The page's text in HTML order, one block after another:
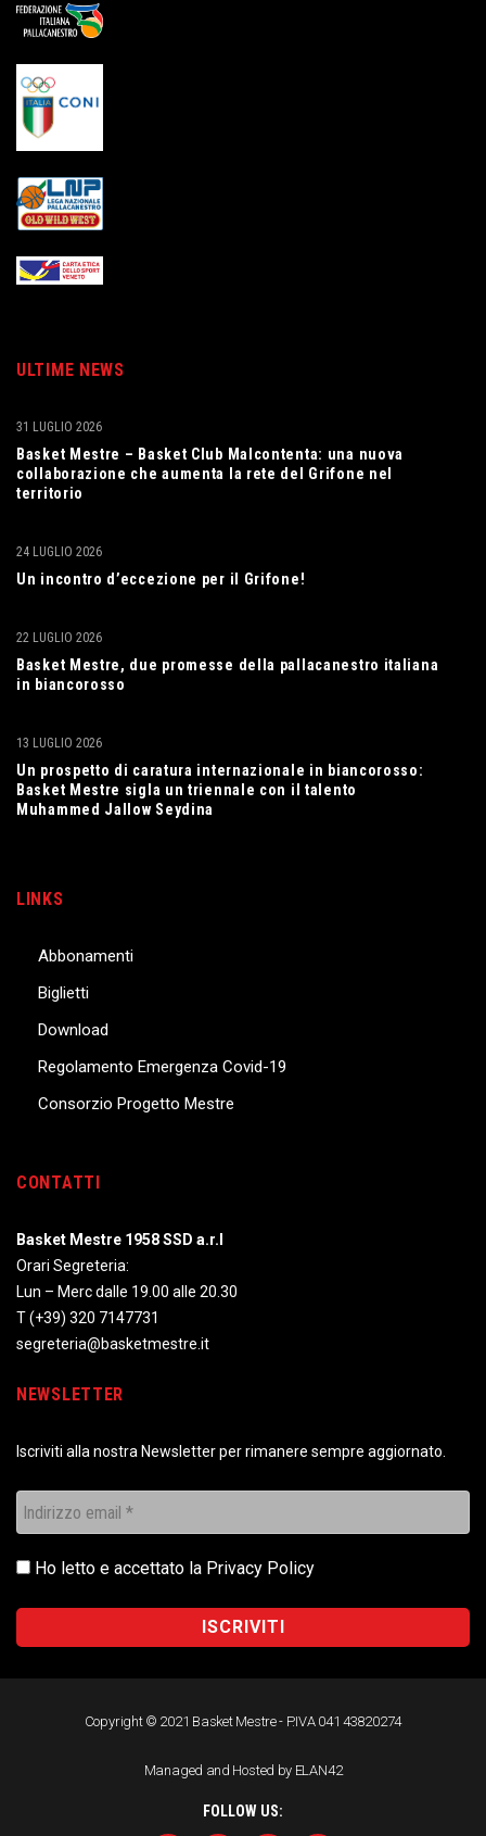
ULTIME NEWS
Basket Mestre – Basket Club Malcontenta: una nuova
collaborazione che aumenta la rete del Grifone nel
territorio
31 LUGLIO 2026
Un incontro d’eccezione per il Grifone!
24 LUGLIO 2026
Basket Mestre, due promesse della pallacanestro italiana
in biancorosso
22 LUGLIO 2026
Un prospetto di caratura internazionale in biancorosso:
Basket Mestre sigla un triennale con il talento
Muhammed Jallow Seydina
13 LUGLIO 2026
LINKS
Abbonamenti
Biglietti
Download
Regolamento Emergenza Covid-19
Consorzio Progetto Mestre
CONTATTI
Basket Mestre 1958 SSD a.r.l
Orari Segreteria:
Lun – Merc dalle 19.00 alle 20.30
T(+39) 320 7147731
segreteria@basketmestre.it
NEWSLETTER
Iscriviti alla nostra Newsletter per rimanere sempre aggiornato.
Ho letto e accettato la Privacy Policy
Copyright © 2021 Basket Mestre - P.IVA 041 43820274
Managed and Hosted by ELAN42
FOLLOW US: